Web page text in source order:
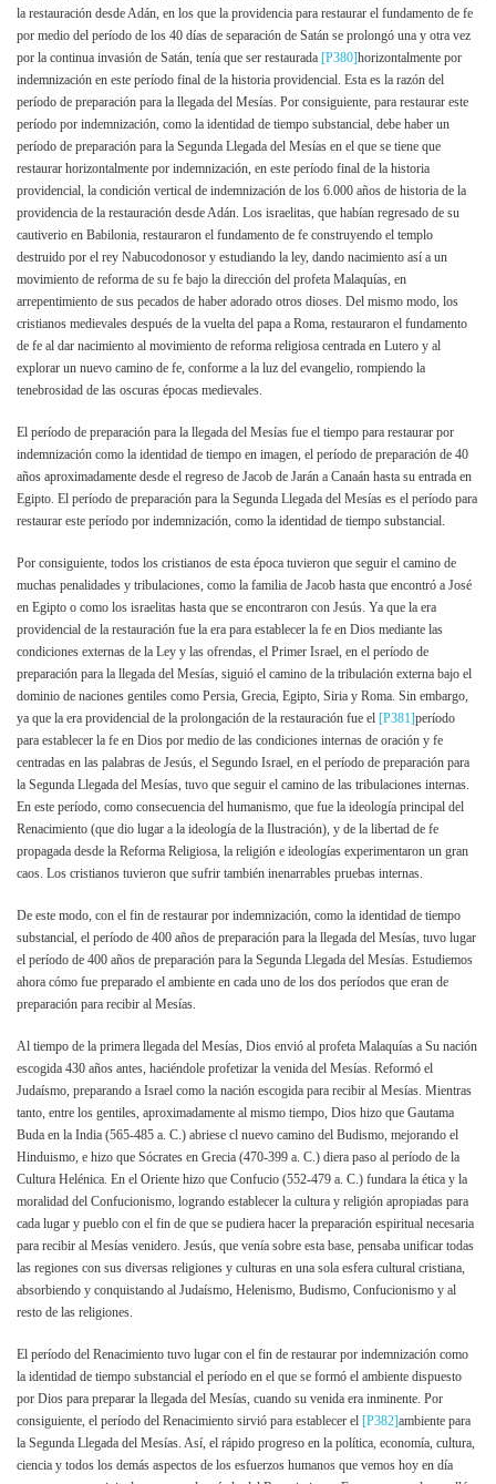
la restauración desde Adán, en los que la providencia para restaurar el fundamento de fe
por medio del período de los 40 días de separación de Satán se prolongó una y otra vez
por la continua invasión de Satán, tenía que ser restaurada [P380]horizontalmente por
indemnización en este período final de la historia providencial. Esta es la razón del
período de preparación para la llegada del Mesías. Por consiguiente, para restaurar este
período por indemnización, como la identidad de tiempo substancial, debe haber un
período de preparación para la Segunda Llegada del Mesías en el que se tiene que
restaurar horizontalmente por indemnización, en este período final de la historia
providencial, la condición vertical de indemnización de los 6.000 años de historia de la
providencia de la restauración desde Adán. Los israelitas, que habían regresado de su
cautiverio en Babilonia, restauraron el fundamento de fe construyendo el templo
destruido por el rey Nabucodonosor y estudiando la ley, dando nacimiento así a un
movimiento de reforma de su fe bajo la dirección del profeta Malaquías, en
arrepentimiento de sus pecados de haber adorado otros dioses. Del mismo modo, los
cristianos medievales después de la vuelta del papa a Roma, restauraron el fundamento
de fe al dar nacimiento al movimiento de reforma religiosa centrada en Lutero y al
explorar un nuevo camino de fe, conforme a la luz del evangelio, rompiendo la
tenebrosidad de las oscuras épocas medievales.
El período de preparación para la llegada del Mesías fue el tiempo para restaurar por
indemnización como la identidad de tiempo en imagen, el período de preparación de 40
años aproximadamente desde el regreso de Jacob de Jarán a Canaán hasta su entrada en
Egipto. El período de preparación para la Segunda Llegada del Mesías es el período para
restaurar este período por indemnización, como la identidad de tiempo substancial.
Por consiguiente, todos los cristianos de esta época tuvieron que seguir el camino de
muchas penalidades y tribulaciones, como la familia de Jacob hasta que encontró a José
en Egipto o como los israelitas hasta que se encontraron con Jesús. Ya que la era
providencial de la restauración fue la era para establecer la fe en Dios mediante las
condiciones externas de la Ley y las ofrendas, el Primer Israel, en el período de
preparación para la llegada del Mesías, siguió el camino de la tribulación externa bajo el
dominio de naciones gentiles como Persia, Grecia, Egipto, Siria y Roma. Sin embargo,
ya que la era providencial de la prolongación de la restauración fue el [P381]período
para establecer la fe en Dios por medio de las condiciones internas de oración y fe
centradas en las palabras de Jesús, el Segundo Israel, en el período de preparación para
la Segunda Llegada del Mesías, tuvo que seguir el camino de las tribulaciones internas.
En este período, como consecuencia del humanismo, que fue la ideología principal del
Renacimiento (que dio lugar a la ideología de la Ilustración), y de la libertad de fe
propagada desde la Reforma Religiosa, la religión e ideologías experimentaron un gran
caos. Los cristianos tuvieron que sufrir también inenarrables pruebas internas.
De este modo, con el fin de restaurar por indemnización, como la identidad de tiempo
substancial, el período de 400 años de preparación para la llegada del Mesías, tuvo lugar
el período de 400 años de preparación para la Segunda Llegada del Mesías. Estudiemos
ahora cómo fue preparado el ambiente en cada uno de los dos períodos que eran de
preparación para recibir al Mesías.
Al tiempo de la primera llegada del Mesías, Dios envió al profeta Malaquías a Su nación
escogida 430 años antes, haciéndole profetizar la venida del Mesías. Reformó el
Judaísmo, preparando a Israel como la nación escogida para recibir al Mesías. Mientras
tanto, entre los gentiles, aproximadamente al mismo tiempo, Dios hizo que Gautama
Buda en la India (565-485 a. C.) abriese cl nuevo camino del Budismo, mejorando el
Hinduismo, e hizo que Sócrates en Grecia (470-399 a. C.) diera paso al período de la
Cultura Helénica. En el Oriente hizo que Confucio (552-479 a. C.) fundara la ética y la
moralidad del Confucionismo, logrando establecer la cultura y religión apropiadas para
cada lugar y pueblo con el fin de que se pudiera hacer la preparación espiritual necesaria
para recibir al Mesías venidero. Jesús, que venía sobre esta base, pensaba unificar todas
las regiones con sus diversas religiones y culturas en una sola esfera cultural cristiana,
absorbiendo y conquistando al Judaísmo, Helenismo, Budismo, Confucionismo y al
resto de las religiones.
El período del Renacimiento tuvo lugar con el fin de restaurar por indemnización como
la identidad de tiempo substancial el período en el que se formó el ambiente dispuesto
por Dios para preparar la llegada del Mesías, cuando su venida era inminente. Por
consiguiente, el período del Renacimiento sirvió para establecer el [P382]ambiente para
la Segunda Llegada del Mesías. Así, el rápido progreso en la política, economía, cultura,
ciencia y todos los demás aspectos de los esfuerzos humanos que vemos hoy en día